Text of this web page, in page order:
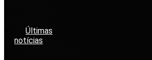
Últimas
notícias